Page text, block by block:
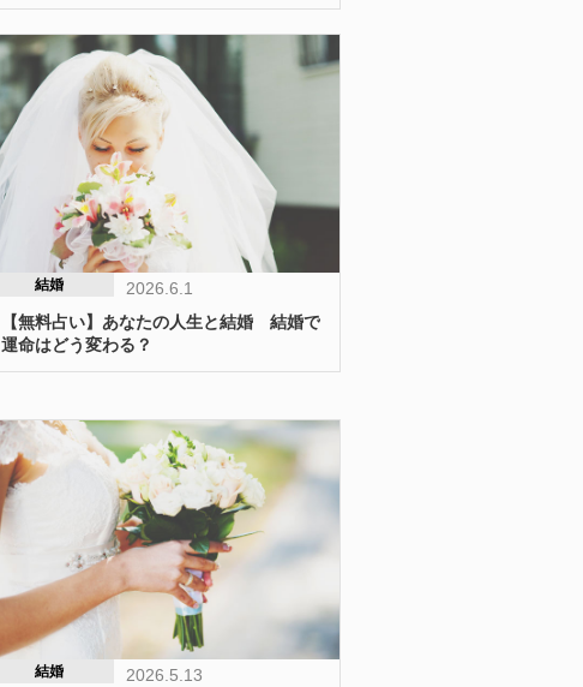
結婚
2026.6.1
【無料占い】あなたの人生と結婚 結婚で
運命はどう変わる？
結婚
2026.5.13